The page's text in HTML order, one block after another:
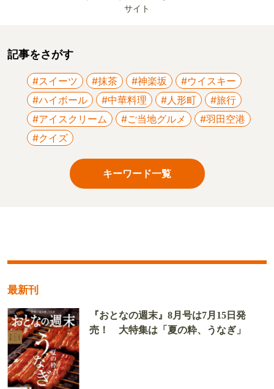
サイト
記事をさがす
#スイーツ #抹茶 #神楽坂
#ウイスキー
#ハイボール
#中華料理 #人形町
#旅行
#アイスクリーム
#ご当地グルメ
#羽田空港
#クイズ
キーワード一覧
最新刊
『おとなの週末』8月号は7月15日発
売！ 大特集は「夏の粋、うなぎ」